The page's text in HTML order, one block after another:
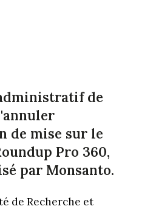
de
de mise sur le
Pro 360,
par Monsanto.
de Recherche et